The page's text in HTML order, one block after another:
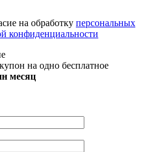
на обработку персональных
конфиденциальности
на одно бесплатное
месяц